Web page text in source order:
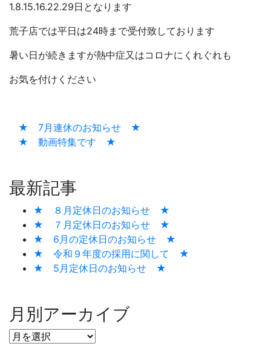
1.8.15.16.22.29日となります
荒子店では平日は24時まで受付致しております
暑い日が続きますが熱中症又はコロナにくれぐれも
お気を付けください
★ 7月連休のお知らせ ★
★ 動画特集です ★
最新記事
★ ８月定休日のお知らせ ★
★ ７月定休日のお知らせ ★
★ 6月の定休日のお知らせ ★
★ 令和９年度の採用に関して ★
★ 5月定休日のお知らせ ★
月別アーカイブ